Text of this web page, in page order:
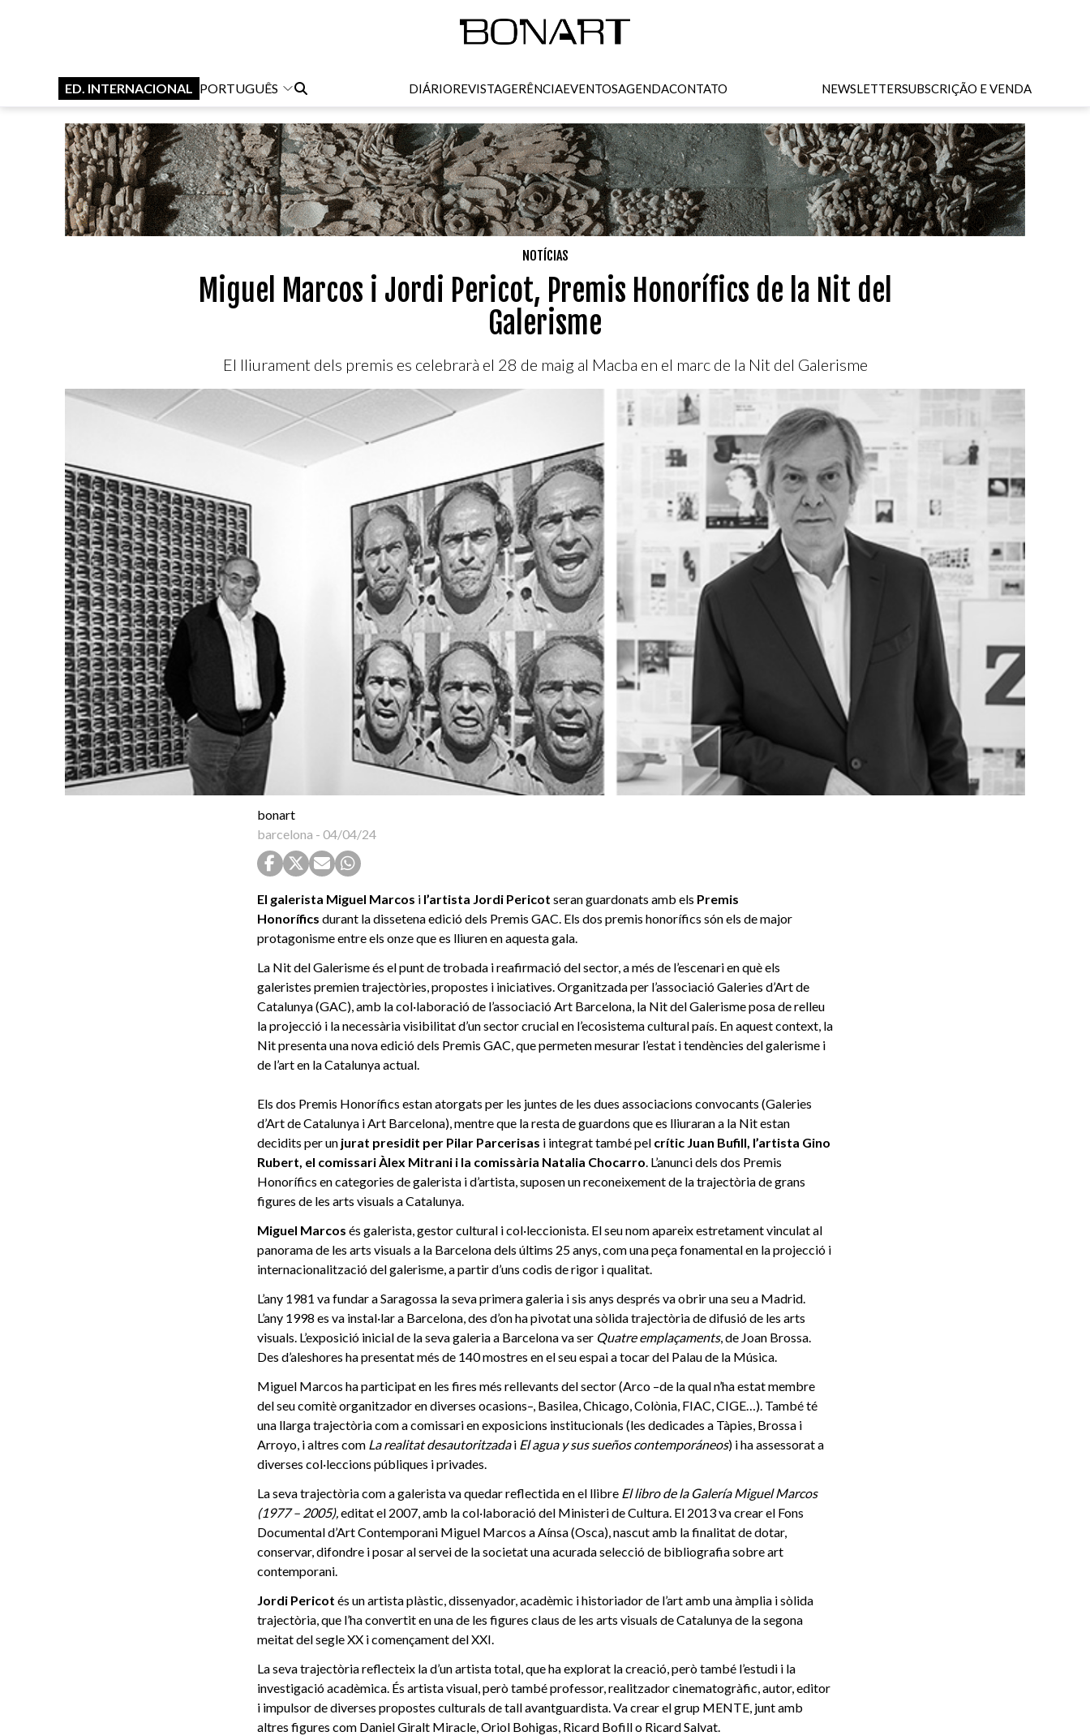
ED. INTERNACIONAL PORTUGUÊS DIÁRIOREVISTAGERÊNCIAEVENTOSAGENDACONTATO NEWSLETTERSUBSCRIÇÃO E VENDA
NOTÍCIAS
Miguel Marcos i Jordi Pericot, Premis Honorífics de la Nit del
Galerisme
El lliurament dels premis es celebrarà el 28 de maig al Macba en el marc de la Nit del Galerisme
bonart
barcelona - 04/04/24
El galerista Miguel Marcos i l’artista Jordi Pericot seran guardonats amb els Premis
Honorífics durant la dissetena edició dels Premis GAC. Els dos premis honorífics són els de major
protagonisme entre els onze que es lliuren en aquesta gala.
La Nit del Galerisme és el punt de trobada i reafirmació del sector, a més de l’escenari en què els
galeristes premien trajectòries, propostes i iniciatives. Organitzada per l’associació Galeries d’Art de
Catalunya (GAC), amb la col·laboració de l’associació Art Barcelona, la Nit del Galerisme posa de relleu
la projecció i la necessària visibilitat d’un sector crucial en l’ecosistema cultural país. En aquest context, la
Nit presenta una nova edició dels Premis GAC, que permeten mesurar l’estat i tendències del galerisme i
de l’art en la Catalunya actual.
Els dos Premis Honorífics estan atorgats per les juntes de les dues associacions convocants (Galeries
d’Art de Catalunya i Art Barcelona), mentre que la resta de guardons que es lliuraran a la Nit estan
decidits per un jurat presidit per Pilar Parcerisas i integrat també pel crític Juan Bufill, l’artista Gino
Rubert, el comissari Àlex Mitrani i la comissària Natalia Chocarro. L’anunci dels dos Premis
Honorífics en categories de galerista i d’artista, suposen un reconeixement de la trajectòria de grans
figures de les arts visuals a Catalunya.
Miguel Marcos és galerista, gestor cultural i col·leccionista. El seu nom apareix estretament vinculat al
panorama de les arts visuals a la Barcelona dels últims 25 anys, com una peça fonamental en la projecció i
internacionalització del galerisme, a partir d’uns codis de rigor i qualitat.
L’any 1981 va fundar a Saragossa la seva primera galeria i sis anys després va obrir una seu a Madrid.
L’any 1998 es va instal·lar a Barcelona, des d’on ha pivotat una sòlida trajectòria de difusió de les arts
visuals. L’exposició inicial de la seva galeria a Barcelona va ser Quatre emplaçaments, de Joan Brossa.
Des d’aleshores ha presentat més de 140 mostres en el seu espai a tocar del Palau de la Música.
Miguel Marcos ha participat en les fires més rellevants del sector (Arco –de la qual n’ha estat membre
del seu comitè organitzador en diverses ocasions–, Basilea, Chicago, Colònia, FIAC, CIGE…). També té
una llarga trajectòria com a comissari en exposicions institucionals (les dedicades a Tàpies, Brossa i
Arroyo, i altres com La realitat desautoritzadaiEl agua y sus sueños contemporáneos) i ha assessorat a
diverses col·leccions públiques i privades.
La seva trajectòria com a galerista va quedar reflectida en el llibre El libro de la Galería Miguel Marcos
(1977 – 2005),editat el 2007, amb la col·laboració del Ministeri de Cultura. El 2013 va crear el Fons
Documental d’Art Contemporani Miguel Marcos a Aínsa (Osca), nascut amb la finalitat de dotar,
conservar, difondre i posar al servei de la societat una acurada selecció de bibliografia sobre art
contemporani.
Jordi Pericot és un artista plàstic, dissenyador, acadèmic i historiador de l’art amb una àmplia i sòlida
trajectòria, que l’ha convertit en una de les figures claus de les arts visuals de Catalunya de la segona
meitat del segle XX i començament del XXI.
La seva trajectòria reflecteix la d’un artista total, que ha explorat la creació, però també l’estudi i la
investigació acadèmica. És artista visual, però també professor, realitzador cinematogràfic, autor, editor
i impulsor de diverses propostes culturals de tall avantguardista. Va crear el grup MENTE, junt amb
altres figures com Daniel Giralt Miracle, Oriol Bohigas, Ricard Bofill o Ricard Salvat.